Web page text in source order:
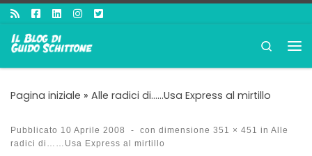
Passa al contenuto
Search
Pagina iniziale » Alle radici di……Usa Express al mirtillo
Pubblicato 10 Aprile 2008 - con dimensione 351 × 451 in Alle
radici di……Usa Express al mirtillo